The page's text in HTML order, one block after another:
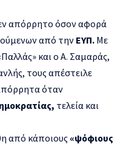
απόρρητο όσον αφορά
από την ΕΥΠ. Με
και ο Α. Σαμαράς,
τους απέστειλε
όταν
τελεία και
από κάποιους «ψόφιους